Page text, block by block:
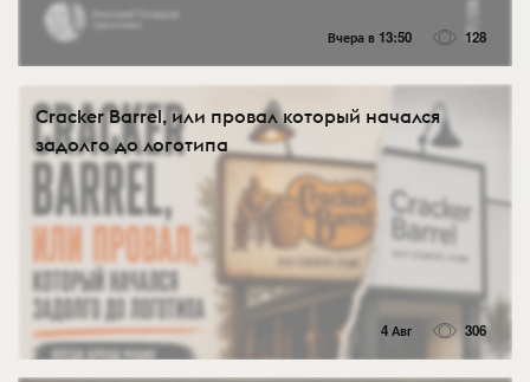
Вчера в 13:50 128
Cracker Barrel, или провал который начался
задолго до логотипа
4 Авг 306